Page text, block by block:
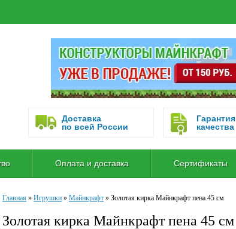
Доставка
по всей России
Гарантия
качества
Оплата и доставка Сертификаты
Главная » Игрушки » Майнкрафт » Золотая кирка Майнкрафт пена 45 см
Золотая кирка Майнкрафт пена 45 см